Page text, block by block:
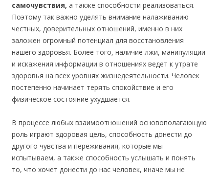
самочувствия, а также способности реализоваться.
Поэтому так важно уделять внимание налаживанию
честных, доверительных отношений, именно в них
заложен огромный потенциал для восстановления
нашего здоровья. Более того, наличие лжи, манипуляции
и искажения информации в отношениях ведет к утрате
здоровья на всех уровнях жизнедеятельности. Человек
постепенно начинает терять спокойствие и его
физическое состояние ухудшается.
В процессе любых взаимоотношений основополагающую
роль играют здоровая цель, способность донести до
другого чувства и переживания, которые мы
испытываем, а также способность услышать и понять
то, что хочет донести до нас человек, иначе мы не